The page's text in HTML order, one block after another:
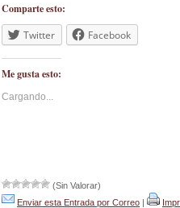
Comparte esto:
Twitter
Facebook
Me gusta esto:
Cargando...
(Sin Valorar)
Enviar esta Entrada por Correo |